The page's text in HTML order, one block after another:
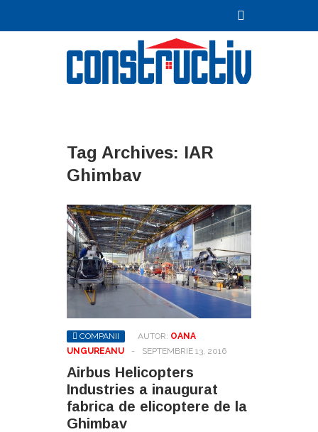
Tag Archives: IAR
Ghimbav
COMPANII AUTOR: OANA
UNGUREANU
- SEPTEMBRIE 13, 2016
Airbus Helicopters
Industries a inaugurat
fabrica de elicoptere de la
Ghimbav